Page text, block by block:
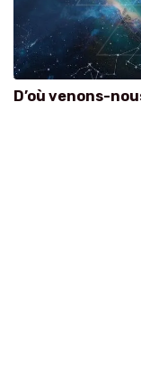
D’où venons-